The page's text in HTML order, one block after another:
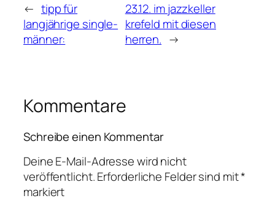
← tipp für
langjährige single-
männer:
23.12. im jazzkeller
krefeld mit diesen
herren. →
Kommentare
Schreibe einen Kommentar
Deine E-Mail-Adresse wird nicht
veröffentlicht.Erforderliche Felder sind mit*
markiert